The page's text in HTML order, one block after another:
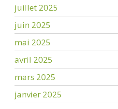
juillet 2025
juin 2025
mai 2025
avril 2025
mars 2025
janvier 2025